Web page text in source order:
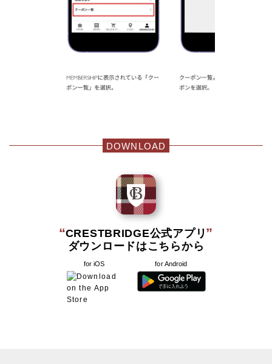
DOWNLOAD
“CRESTBRIDGE公式アプリ”
ダウンロードはこちらから
for iOS for Android